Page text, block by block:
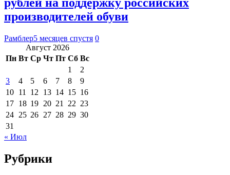
производителей обуви
Рамблер5 месяцев спустя 0
Август 2026
Пн Вт Ср Чт Пт Сб Вс
1
2
3
4 5 6 7 8
9
10 11 12 13 14 15 16
17 18 19 20 21 22 23
24 25 26 27 28 29 30
31
« Июл
Рубрики